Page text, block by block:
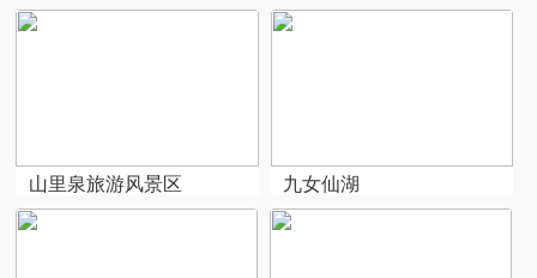
山里泉旅游风景区 九女仙湖